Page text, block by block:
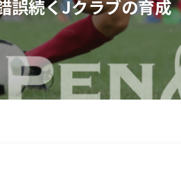
誤続くJクラブの育成